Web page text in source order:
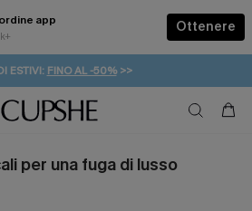
app Ottenere
DA VACANZA | ACQUISTA
ESTIVI: FINO AL -50%>>
GRATUITA DA 49€
PER I NUOVI: 20% DI SCONTO*
per una fuga di lusso